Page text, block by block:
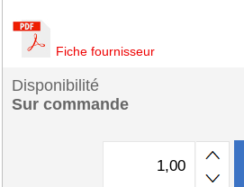
Fiche fournisseur
Disponibilité
Sur commande